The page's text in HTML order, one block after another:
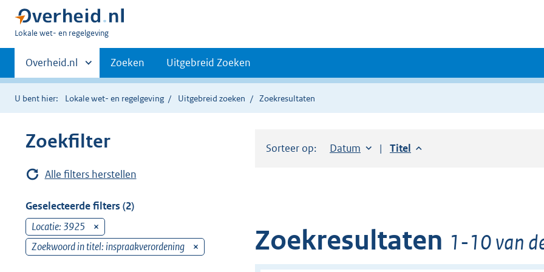
U
hier:
Lokale wet- en regelgeving
Primaire
navigatie
Andere
sites
binnen
Overheid.nl Zoeken Uitgebreid Zoeken
U bent hier: Lokale wet- en regelgeving Uitgebreid zoeken Zoekresultaten
Zoekfilter
Alle filters herstellen
Geselecteerde filters (2)
Locatie: 3925
e
r
Zoekwoord in titel: inspraakverordening
Sorteer op: Sorteer op:
Datum aflopendSorteer op:
Titel aflopend
Zoekresultaten 1-10 van